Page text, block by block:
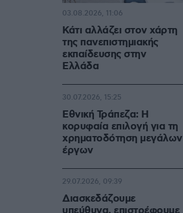
Κάτι αλλάζει στον χάρτη
της πανεπιστημιακής
εκπαίδευσης στην
Ελλάδα
03.08.2026, 11:06
Εθνική Τράπεζα: Η
κορυφαία επιλογή για τη
χρηματοδότηση μεγάλων
έργων
30.07.2026, 15:25
Διασκεδάζουμε
29.07.2026, 09:39